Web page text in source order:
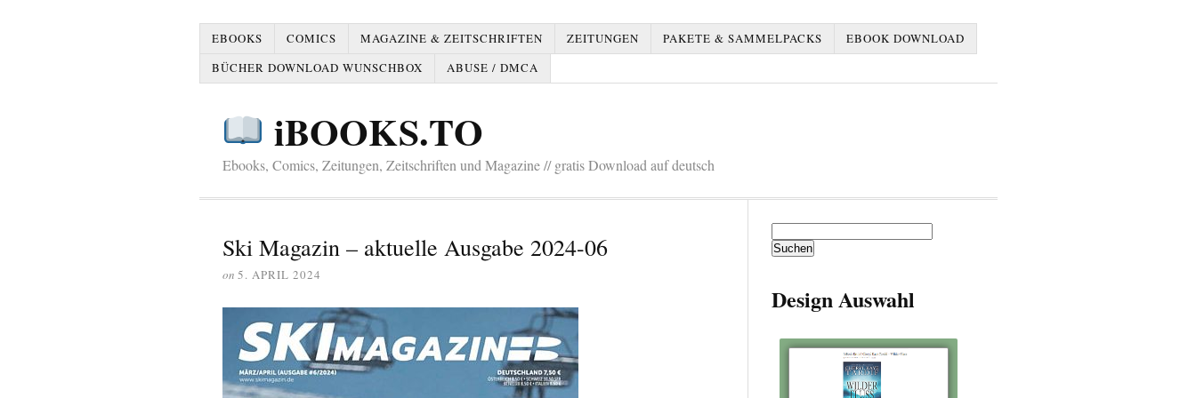
EBOOKS COMICS MAGAZINE & ZEITSCHRIFTEN ZEITUNGEN PAKETE & SAMMELPACKS
EBOOK DOWNLOAD
BÜCHER DOWNLOAD WUNSCHBOX
ABUSE / DMCA
iBOOKS.TO
Ebooks, Comics, Zeitungen, Zeitschriften und Magazine // gratis Download auf deutsch
Ski Magazin – aktuelle Ausgabe 2024-06
on 5. APRIL 2024
nach:
Design Auswahl